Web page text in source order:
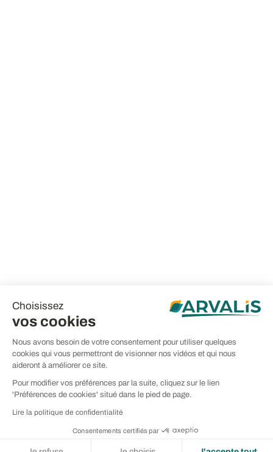
Choisissez
vos cookies
Nous avons besoin de votre consentement pour utiliser quelques
cookies qui vous permettront de visionner nos vidéos et qui nous
aideront à améliorer ce site.
Pour modifier vos préférences par la suite, cliquez sur le lien
'Préférences de cookies' situé dans le pied de page.
Lire la politique de confidentialité
Consentements certifiés par